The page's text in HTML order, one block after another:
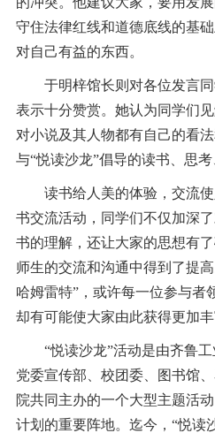
守住法律红线和道德底线的基
对自己有益的东西。
于明梓馆长则对各位发言
表示十分赞赏。她认为同学们
对小说及其人物都有自己的看
与“悦读沙龙”倡导的读书、思
读书给人美的体验，交流
书交流活动，同学们不仅加深
书的理解，还让大家的思想有
师生的交流和沟通中得到了提
哈姆雷特”，或许每一位参与者
却有可能使大家由此获得更加丰
“悦读沙龙”活动是由齐鲁
党委宣传部、校团委、图书馆
院共同主办的一个大型主题活
计划的重要阵地。迄今，“悦读